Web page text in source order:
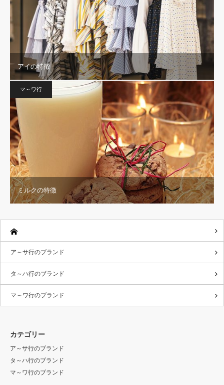
アイの特徴
マ～ワ行
ミルクの特徴
ア～サ行のブランド
タ～ハ行のブランド
マ～ワ行のブランド
カテゴリー
ア～サ行のブランド
タ～ハ行のブランド
マ～ワ行のブランド